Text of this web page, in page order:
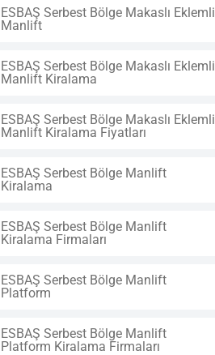
ESBAŞ Serbest Bölge Makaslı Eklemli
Manlift
ESBAŞ Serbest Bölge Makaslı Eklemli
Manlift Kiralama
ESBAŞ Serbest Bölge Makaslı Eklemli
Manlift Kiralama Fiyatları
ESBAŞ Serbest Bölge Manlift
Kiralama
ESBAŞ Serbest Bölge Manlift
Kiralama Firmaları
ESBAŞ Serbest Bölge Manlift
Platform
ESBAŞ Serbest Bölge Manlift
Platform Kiralama Firmaları